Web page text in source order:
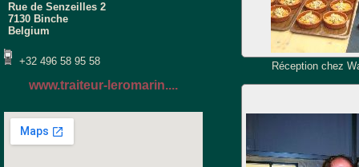
Rue de Senzeilles 2
7130 Binche
Belgium
+32 496 58 95 58
www.traiteur-leromarin....
Réception chez